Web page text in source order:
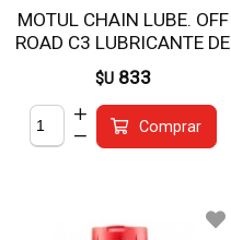
MOTUL CHAIN LUBE. OFF
ROAD C3 LUBRICANTE DE
CADENA
$U 833
Comprar